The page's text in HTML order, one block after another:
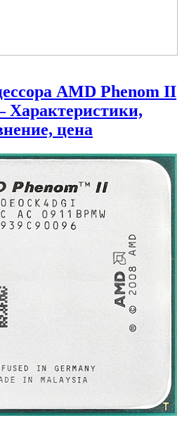
AMD Phenom II
Характеристики,
цена